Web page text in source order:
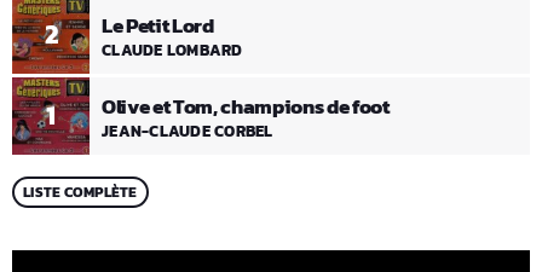
1 Olive et Tom, champions de foot
JEAN-CLAUDE CORBEL
2 Le Petit Lord
CLAUDE LOMBARD
LISTE COMPLÈTE